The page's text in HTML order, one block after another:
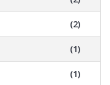
(2)
(1)
(1)